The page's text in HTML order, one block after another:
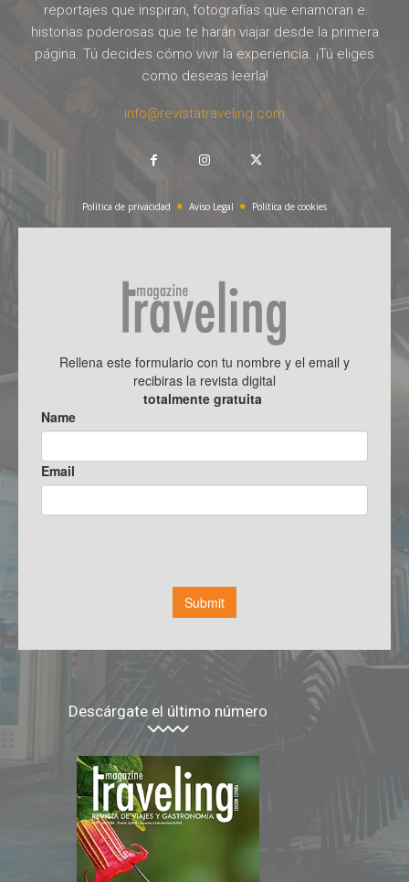
reportajes que inspiran, fotografías que enamoran e
historias poderosas que te harán viajar desde la primera
página. Tú decides cómo vivir la experiencia. ¡Tú eliges
como deseas leerla!
info@revistatraveling.com
Política de privacidad Aviso Legal Política de cookies
Descárgate el último número